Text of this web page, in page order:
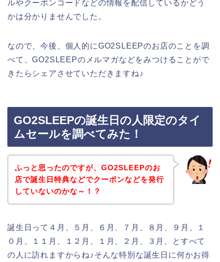
ルやクーポンコードなどの情報を配信しているかどう
かは分かりませんでした。
なので、今後、個人的にGO2SLEEPのお店のことを調
べて、GO2SLEEPのメルマガなどをみつけることがで
きたらシェアさせていただきますね♪
GO2SLEEPの誕生日の人限定のタイ
ムセールを調べてみた！
ふっと思ったのですが、GO2SLEEPのお
店で誕生日特典などでクーポンなどを発行
していないのかな～！？
誕生日って４月、５月、６月、７月、８月、９月、１
０月、１１月、１２月、１月、２月、３月、とすべて
の人に訪れますからね♪そんな特別な誕生日に何かお得